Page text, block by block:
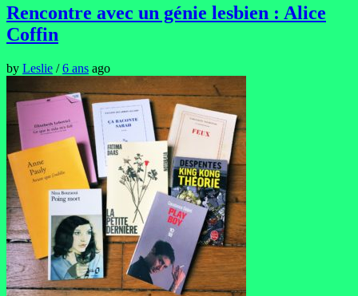
Rencontre avec un génie lesbien : Alice
Coffin
by Leslie /6 ans ago